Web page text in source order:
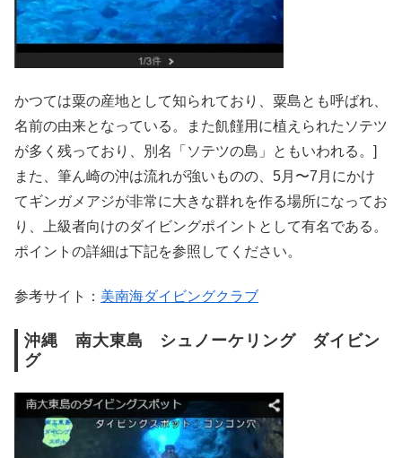
かつては粟の産地として知られており、粟島とも呼ばれ、
名前の由来となっている。また飢饉用に植えられたソテツ
が多く残っており、別名「ソテツの島」ともいわれる。]
また、筆ん崎の沖は流れが強いものの、5月〜7月にかけ
てギンガメアジが非常に大きな群れを作る場所になってお
り、上級者向けのダイビングポイントとして有名である。
ポイントの詳細は下記を参照してください。
参考サイト： 美南海ダイビングクラブ
沖縄 南大東島 シュノーケリング ダイビン
グ